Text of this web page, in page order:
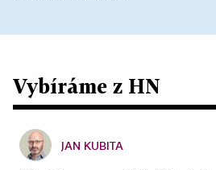
Vybíráme z HN
JAN KUBITA